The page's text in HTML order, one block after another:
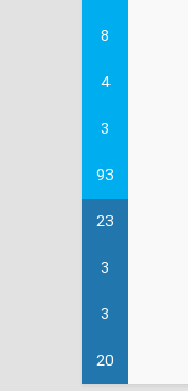
8
4
3
93
23
3
3
20